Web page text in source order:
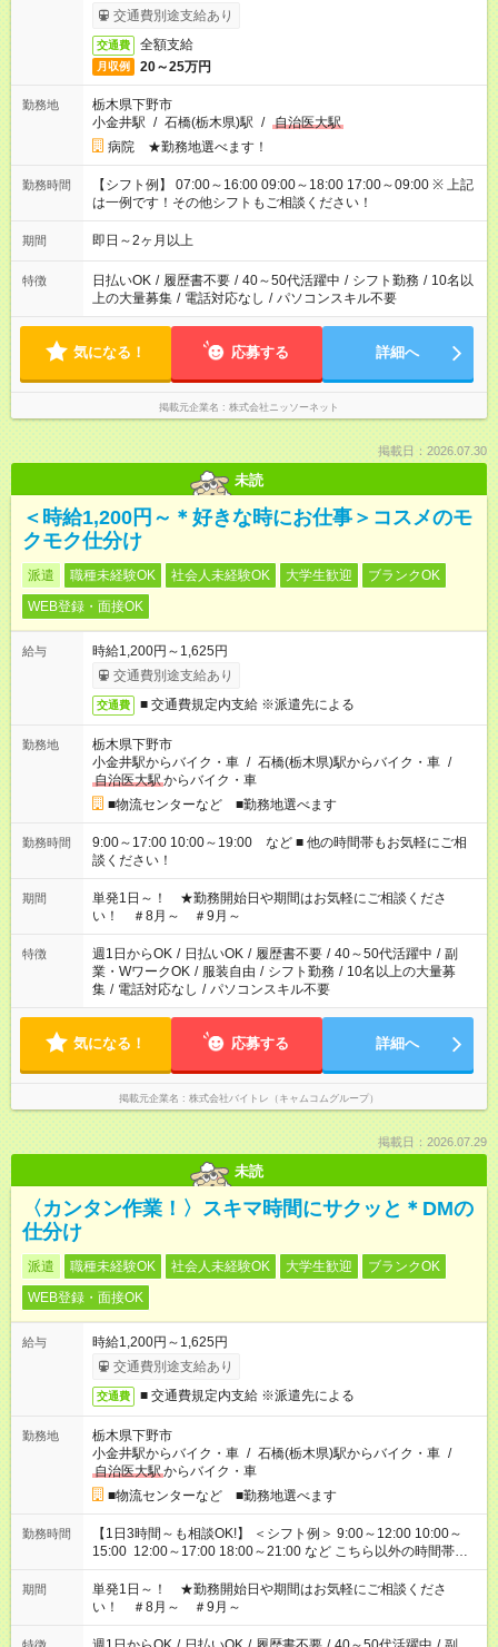
交通費別途支給あり
交通費 全額支給
月収例 20～25万円
勤務地
栃木県下野市
小金井駅 / 石橋(栃木県)駅 / 自治医大駅
病院 ★勤務地選べます！
勤務時間
【シフト例】 07:00～16:00 09:00～18:00 17:00～09:00 ※ 上記
は一例です！その他シフトもご相談ください！
期間 即日～2ヶ月以上
特徴 日払いOK / 履歴書不要 / 40～50代活躍中 / シフト勤務 / 10名以
上の大量募集 / 電話対応なし / パソコンスキル不要
気になる！ 応募する 詳細へ
掲載元企業名 株式会社ニッソーネット
掲載日：2026.07.30
未読
＜時給1,200円～＊好きな時にお仕事＞コスメのモ
クモク仕分け
派遣 職種未経験OK 社会人未経験OK 大学生歓迎
ブランクOK
WEB登録・面接OK
給与
時給1,200円～1,625円
交通費別途支給あり
交通費 ■ 交通費規定内支給 ※派遣先による
勤務地
栃木県下野市
小金井駅からバイク・車 / 石橋(栃木県)駅からバイク・車 /
自治医大駅からバイク・車
■物流センターなど ■勤務地選べます
勤務時間
9:00～17:00 10:00～19:00 など ■ 他の時間帯もお気軽にご相
談ください！
期間
単発1日～！ ★勤務開始日や期間はお気軽にご相談くださ
い！ ＃8月～ ＃9月～
特徴 週1日からOK / 日払いOK / 履歴書不要 / 40～50代活躍中 / 副
業・WワークOK / 服装自由 / シフト勤務 / 10名以上の大量募
集 / 電話対応なし / パソコンスキル不要
気になる！ 応募する 詳細へ
掲載元企業名 株式会社バイトレ（キャムコムグループ）
掲載日：2026.07.29
未読
〈カンタン作業！〉スキマ時間にサクッと＊DMの
仕分け
派遣 職種未経験OK 社会人未経験OK 大学生歓迎
ブランクOK
WEB登録・面接OK
給与
時給1,200円～1,625円
交通費別途支給あり
交通費 ■ 交通費規定内支給 ※派遣先による
勤務地
栃木県下野市
小金井駅からバイク・車 / 石橋(栃木県)駅からバイク・車 /
自治医大駅からバイク・車
■物流センターなど ■勤務地選べます
勤務時間
【1日3時間～も相談OK!】 ＜シフト例＞ 9:00～12:00 10:00～
15:00 12:00～17:00 18:00～21:00 など こちら以外の時間帯も
お気軽にご相談ください！
期間
単発1日～！ ★勤務開始日や期間はお気軽にご相談くださ
い！ ＃8月～ ＃9月～